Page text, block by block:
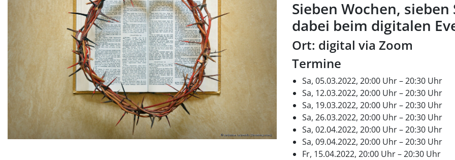
Sieben Wochen,
dabei beim digitalen
Ort: digital via Zoom
Termine
Sa, 05.03.2022, 20:00 Uhr – 20:30 Uhr
Sa, 12.03.2022, 20:00 Uhr – 20:30 Uhr
Sa, 19.03.2022, 20:00 Uhr – 20:30 Uhr
Sa, 26.03.2022, 20:00 Uhr – 20:30 Uhr
Sa, 02.04.2022, 20:00 Uhr – 20:30 Uhr
Sa, 09.04.2022, 20:00 Uhr – 20:30 Uhr
Fr, 15.04.2022, 20:00 Uhr – 20:30 Uhr